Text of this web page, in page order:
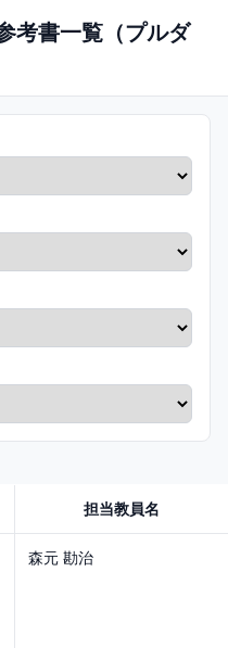
考書一覧（プルダ
担当教員名
森元 勘治